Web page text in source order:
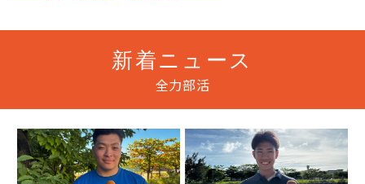
新着ニュース
全力部活